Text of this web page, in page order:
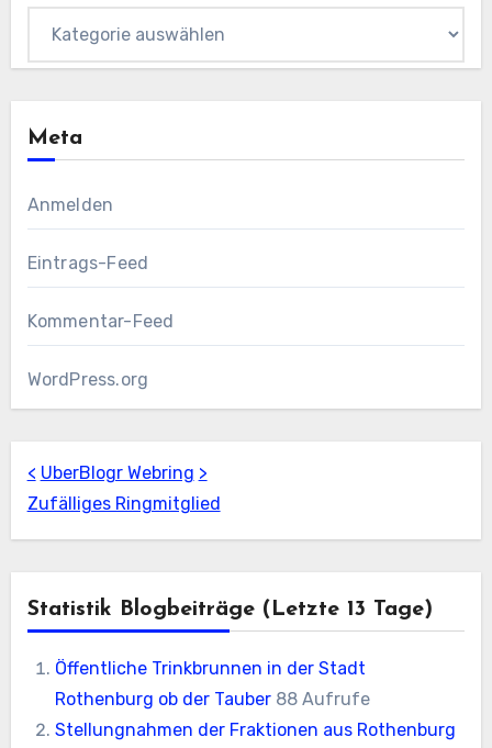
Meta
Anmelden
Eintrags-Feed
Kommentar-Feed
WordPress.org
< UberBlogr Webring >
Zufälliges Ringmitglied
Statistik Blogbeiträge (letzte 13 Tage)
Öffentliche Trinkbrunnen in der Stadt
Rothenburg ob der Tauber 88 Aufrufe
Stellungnahmen der Fraktionen aus Rothenburg